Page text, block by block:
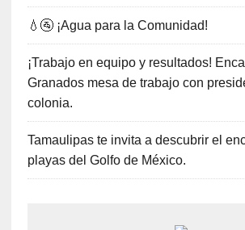
💧🚰 ¡Agua para la Comunidad!
¡Trabajo en equipo y resultados!
Granados mesa de trabajo con
colonia.
Tamaulipas te invita a descubrir el
playas del Golfo de México.